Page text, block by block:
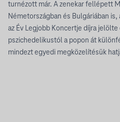
turnézott már. A zenekar fellépett
Németországban és Bulgáriában
az Év Legjobb Koncertje díjra jelölte
pszichedelikustól a popon át
mindezt egyedi megközelítésük